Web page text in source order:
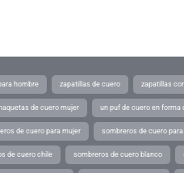
hombre zapatillas de cuero zapatillas
de cuero mujer un puf de cuero en forma
de cuero para mujer sombreros de cuero
de cuero chile sombreros de cuero blanco